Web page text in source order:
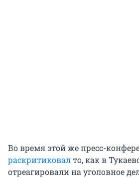
Во время этой же пресс-
раскритиковалто, как в
отреагировали на уголовное